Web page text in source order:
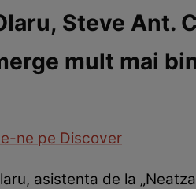
Steve Ant.
mult mai
ne pe Discover
asistenta de la